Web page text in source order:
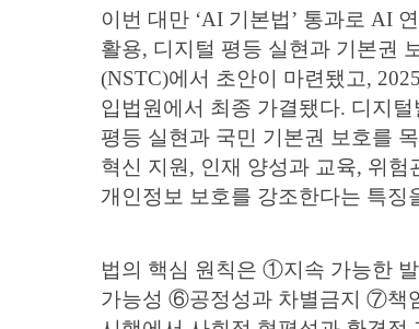
이번 대만 ‘AI 기본법’ 통과로 AI
활용, 디지털 평등 실현과 기본권
(NSTC)에서 초안이 마련됐고,
입법원에서 최종 가결됐다. 디지
평등 실현과 국민 기본권 보호를
혁신 지원, 인재 양성과 교육, 위
개인정보 보호를 강조한다는 특징
법의 핵심 원칙은 ①지속 가능한
가능성 ⑥공정성과 차별금지 ⑦책